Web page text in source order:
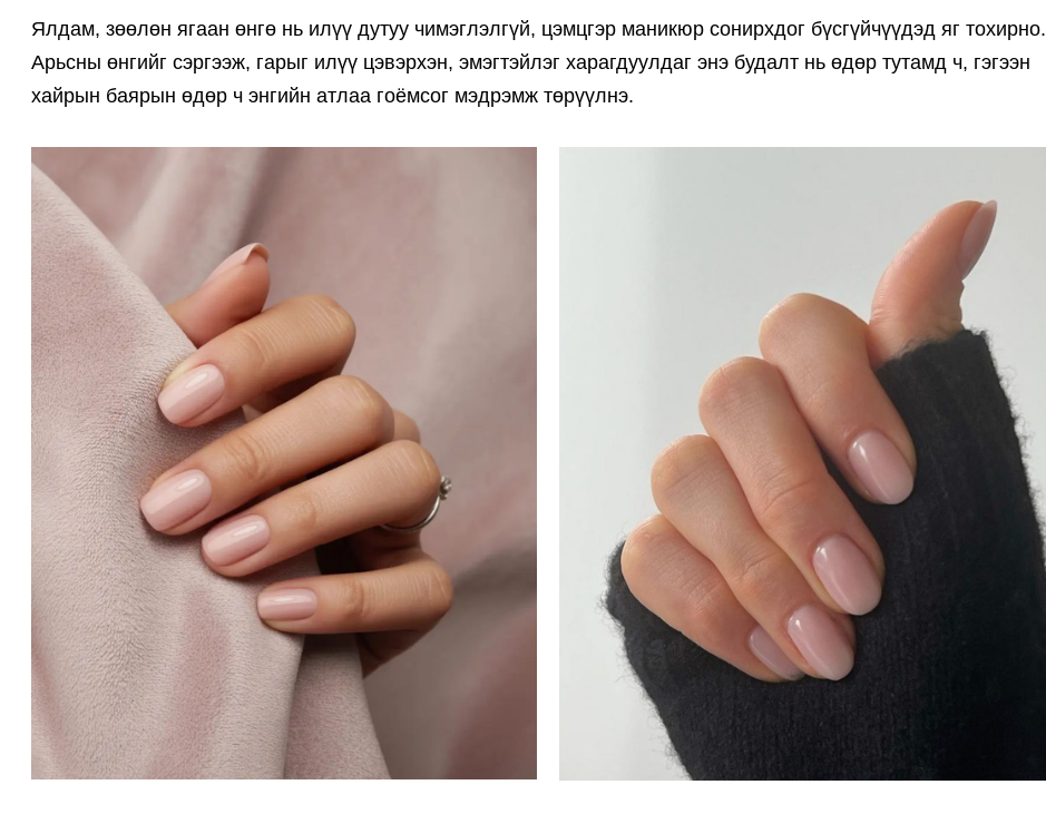
Ялдам, зөөлөн ягаан өнгө нь илүү дутуу чимэглэлгүй, цэмцгэр маникюр сонирхдог бүсгүйчүүдэд яг тохирно.
Арьсны өнгийг сэргээж, гарыг илүү цэвэрхэн, эмэгтэйлэг харагдуулдаг энэ будалт нь өдөр тутамд ч, гэгээн
хайрын баярын өдөр ч энгийн атлаа гоёмсог мэдрэмж төрүүлнэ.